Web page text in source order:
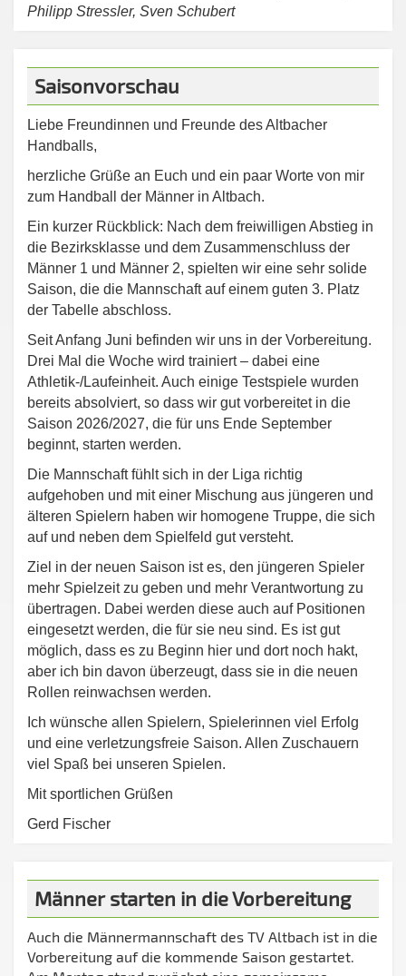
Philipp Stressler, Sven Schubert
Saisonvorschau
Liebe Freundinnen und Freunde des Altbacher
Handballs,
herzliche Grüße an Euch und ein paar Worte von mir
zum Handball der Männer in Altbach.
Ein kurzer Rückblick: Nach dem freiwilligen Abstieg in
die Bezirksklasse und dem Zusammenschluss der
Männer 1 und Männer 2, spielten wir eine sehr solide
Saison, die die Mannschaft auf einem guten 3. Platz
der Tabelle abschloss.
Seit Anfang Juni befinden wir uns in der Vorbereitung.
Drei Mal die Woche wird trainiert – dabei eine
Athletik-/Laufeinheit. Auch einige Testspiele wurden
bereits absolviert, so dass wir gut vorbereitet in die
Saison 2026/2027, die für uns Ende September
beginnt, starten werden.
Die Mannschaft fühlt sich in der Liga richtig
aufgehoben und mit einer Mischung aus jüngeren und
älteren Spielern haben wir homogene Truppe, die sich
auf und neben dem Spielfeld gut versteht.
Ziel in der neuen Saison ist es, den jüngeren Spieler
mehr Spielzeit zu geben und mehr Verantwortung zu
übertragen. Dabei werden diese auch auf Positionen
eingesetzt werden, die für sie neu sind. Es ist gut
möglich, dass es zu Beginn hier und dort noch hakt,
aber ich bin davon überzeugt, dass sie in die neuen
Rollen reinwachsen werden.
Ich wünsche allen Spielern, Spielerinnen viel Erfolg
und eine verletzungsfreie Saison. Allen Zuschauern
viel Spaß bei unseren Spielen.
Mit sportlichen Grüßen
Gerd Fischer
Männer starten in die Vorbereitung
Auch die Männermannschaft des TV Altbach ist in die
Vorbereitung auf die kommende Saison gestartet.